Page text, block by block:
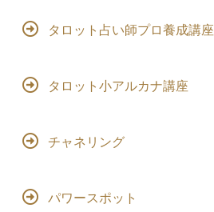
タロット占い師プロ養成講座
タロット小アルカナ講座
チャネリング
パワースポット